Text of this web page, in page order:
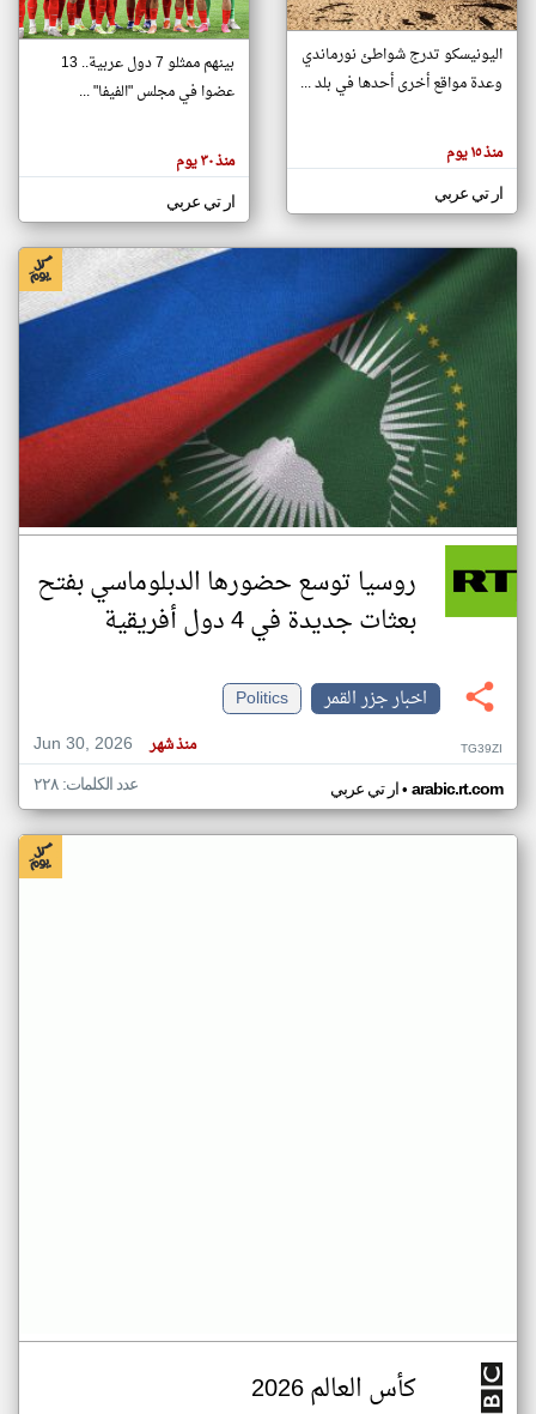
تغيير الدولة
اخبار جزر القمر على مدار الساعة
أهم اخبار جزر القمر العاجلة والمباشرة
هنا عن
وجهة
كاتبيها.
اليونيسكو تدرج شواطئ نورماندي
وعدة مواقع أخرى أحدها في بلد ...
منذ ١٥ يوم
ار تي عربي
بينهم ممثلو 7 دول عربية.. 13
عضوا في مجلس "الفيفا" ...
منذ ٣٠ يوم
ار تي عربي
روسيا توسع حضورها الدبلوماسي بفتح
بعثات جديدة في 4 دول أفريقية
اخبار جزر القمر
Politics
Jun 30, 2026
منذ شهر TG39ZI
ار تي عربي• arabic.rt.com عدد الكلمات: ٢٢٨
كأس العالم 2026
klyoum.com